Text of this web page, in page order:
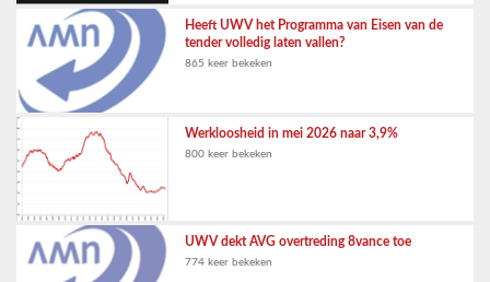
Heeft UWV het Programma van Eisen van de
tender volledig laten vallen?
865 keer bekeken
Werkloosheid in mei 2026 naar 3,9%
800 keer bekeken
UWV dekt AVG overtreding 8vance toe
774 keer bekeken